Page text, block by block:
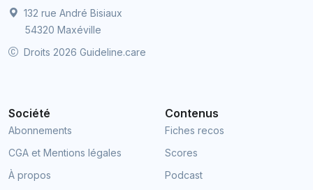
132 rue André Bisiaux
54320 Maxéville
Droits 2026 Guideline.care
Société
Abonnements
CGA et Mentions légales
À propos
Contenus
Fiches recos
Scores
Podcast